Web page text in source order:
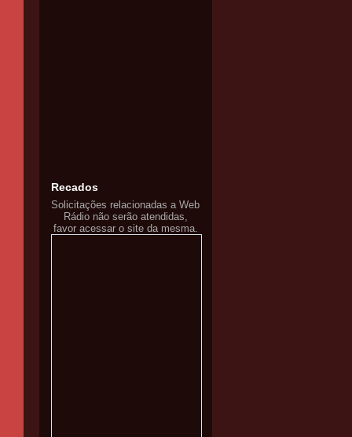
Recados
Solicitações relacionadas a Web
Rádio não serão atendidas,
favor acessar o site da mesma.